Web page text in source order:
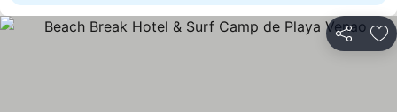
Partilhar